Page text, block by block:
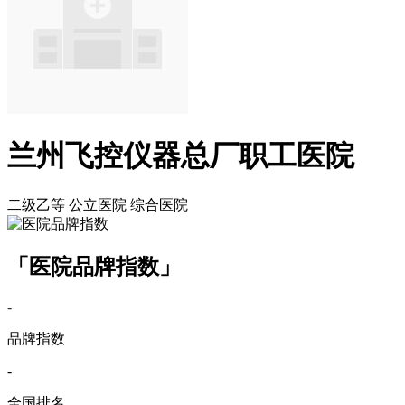
兰州飞控仪器总厂职工医院
二级乙等 公立医院 综合医院
「医院品牌指数」
-
品牌指数
-